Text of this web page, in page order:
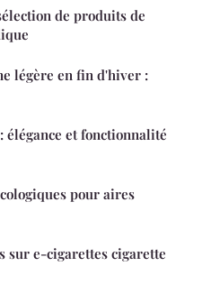
de produits de
légère en fin d'hiver :
et fonctionnalité
pour aires
sur e-cigarettes cigarette